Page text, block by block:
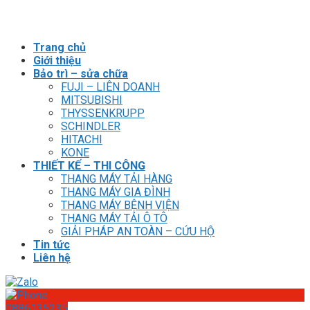
Trang chủ
Giới thiệu
Bảo trì – sửa chữa
FUJI – LIÊN DOANH
MITSUBISHI
THYSSENKRUPP
SCHINDLER
HITACHI
KONE
THIẾT KẾ – THI CÔNG
THANG MÁY TẢI HÀNG
THANG MÁY GIA ĐÌNH
THANG MÁY BỆNH VIỆN
THANG MÁY TẢI Ô TÔ
GIẢI PHÁP AN TOÀN – CỨU HỘ
Tin tức
Liên hệ